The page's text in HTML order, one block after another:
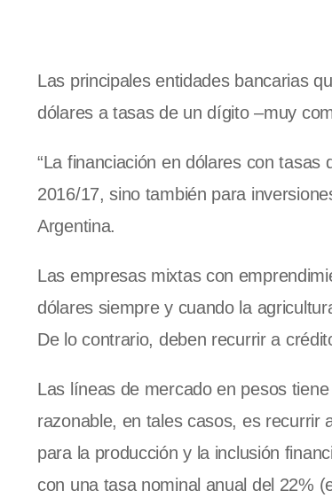
Las principales entidades bancarias
dólares a tasas de un dígito –muy
“La financiación en dólares con
2016/17, sino también para
Argentina.
Las empresas mixtas con
dólares siempre y cuando la
De lo contrario, deben recurrir a
Las líneas de mercado en pesos
razonable, en tales casos, es recurrir
para la producción y la inclusión
con una tasa nominal anual del 22%